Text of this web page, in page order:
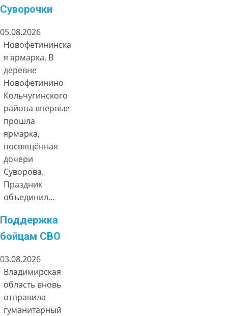
Суворочки
05.08.2026
Новофетининска
я ярмарка. В
деревне
Новофетинино
Кольчугинского
района впервые
прошла
ярмарка,
посвящённая
дочери
Суворова.
Праздник
объединил…
Поддержка
бойцам СВО
03.08.2026
Владимирская
область вновь
отправила
гуманитарный